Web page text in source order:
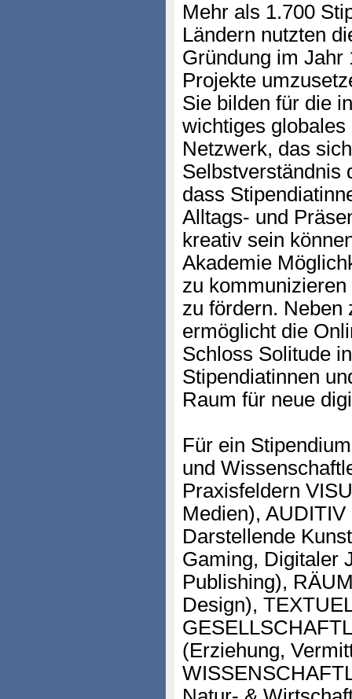
Mehr als 1.700
Ländern nutzten
Gründung im Jahr
Projekte
Sie bilden für die
wichtiges
Netzwerk, das
Selbstverständnis
dass
Alltags- und
kreativ sein
Akademie
zu
zu fördern. Neben
ermöglicht die
Schloss Solitude
Stipendiatinnen
Raum für neue
Für ein
und
Praxisfeldern
Medien),
Darstellende
Gaming, Digitaler
Publishing),
Design),
(Erziehung,